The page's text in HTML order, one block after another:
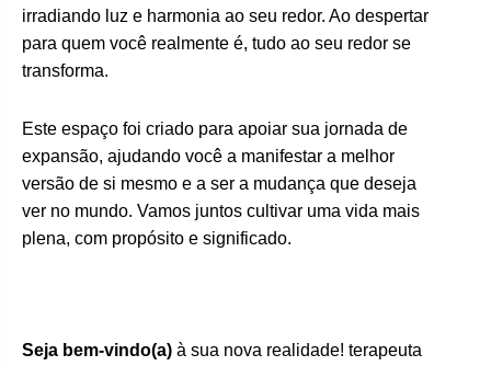
irradiando luz e harmonia ao seu redor. Ao despertar
para quem você realmente é, tudo ao seu redor se
transforma.
Este espaço foi criado para apoiar sua jornada de
expansão, ajudando você a manifestar a melhor
versão de si mesmo e a ser a mudança que deseja
ver no mundo. Vamos juntos cultivar uma vida mais
plena, com propósito e significado.
Seja bem-vindo(a) à sua nova realidade! terapeuta